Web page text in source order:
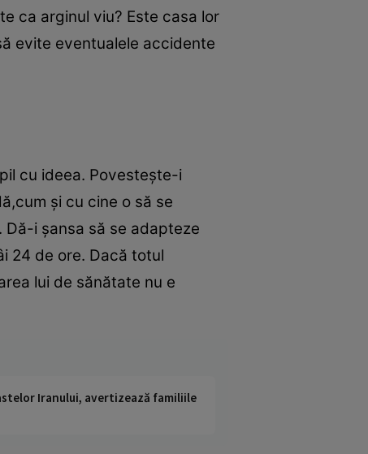
ca arginul viu? Este casa lor
evite eventualele accidente
cu ideea. Povesteşte-i
şi cu cine o să se
i şansa să se adapteze
24 de ore. Dacă totul
lui de sănătate nu e
Iranului, avertizează familiile